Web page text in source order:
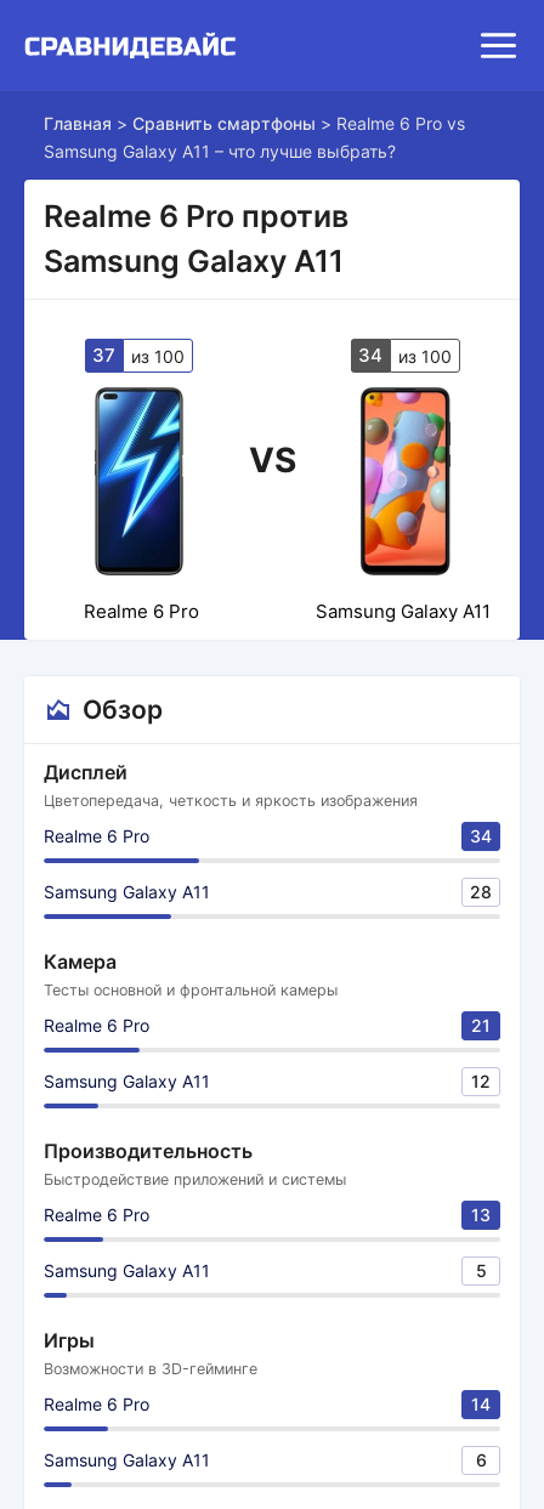
Главная > Сравнить смартфоны > Realme 6 Pro vs
Samsung Galaxy A11 – что лучше выбрать?
Realme 6 Pro против
Samsung Galaxy A11
37 из 100
VS
34 из 100
Realme 6 Pro Samsung Galaxy A11
Обзор
Дисплей
Цветопередача, четкость и яркость изображения
Realme 6 Pro 34
Samsung Galaxy A11 28
Камера
Тесты основной и фронтальной камеры
Realme 6 Pro 21
Samsung Galaxy A11 12
Производительность
Быстродействие приложений и системы
Realme 6 Pro 13
Samsung Galaxy A11 5
Игры
Возможности в 3D-гейминге
Realme 6 Pro 14
Samsung Galaxy A11 6